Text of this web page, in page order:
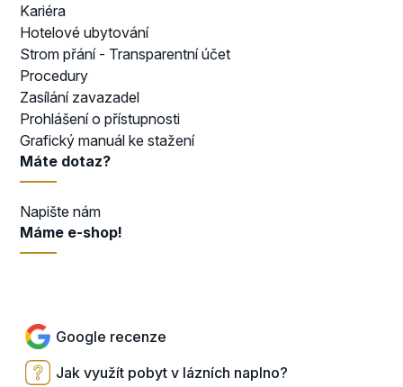
Kariéra
Hotelové ubytování
Strom přání - Transparentní účet
Procedury
Zasílání zavazadel
Prohlášení o přístupnosti
Grafický manuál ke stažení
Máte dotaz?
Napište nám
Máme e-shop!
Google recenze
Jak využít pobyt v lázních naplno?